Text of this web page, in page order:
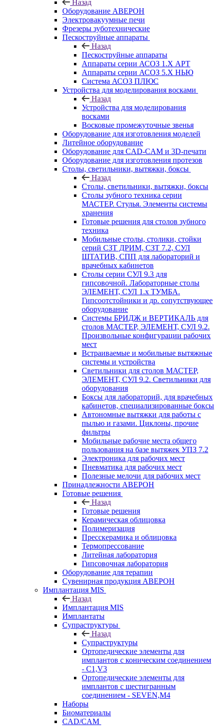
Назад
Оборудование АВЕРОН
Электровакуумные печи
Фрезеры зуботехнические
Пескоструйные аппараты
Назад
Пескоструйные аппараты
Аппараты серии АСОЗ 1.Х АРТ
Аппараты серии АСОЗ 5.Х НЬЮ
Система АСОЗ ПЛЮС
Устройства для моделирования восками
Назад
Устройства для моделирования
восками
Восковые промежуточные звенья
Оборудование для изготовления моделей
Литейное оборудование
Оборудование для CAD-CAM и 3D-печати
Оборудование для изготовления протезов
Cтолы, светильники, вытяжки, боксы
Назад
Cтолы, светильники, вытяжки, боксы
Столы зубного техника серии
МАСТЕР. Стулья. Элементы системы
хранения
Готовые решения для столов зубного
техника
Мобильные столы, столики, стойки
серий СЗТ ДРИМ, СЗТ 7.2, СУЛ
ШТАТИВ, СПП для лабораторий и
врачебных кабинетов
Столы серии СУЛ 9.3 для
гипсовочной. Лабораторные столы
ЭЛЕМЕНТ, СУЛ 1.х ТУМБА.
Гипсоотстойники и др. сопутствующее
оборудование
Системы БРИДЖ и ВЕРТИКАЛЬ для
столов МАСТЕР, ЭЛЕМЕНТ, СУЛ 9.2.
Произвольные конфигурации рабочих
мест
Встраиваемые и мобильные вытяжные
системы и устройства
Светильники для столов МАСТЕР,
ЭЛЕМЕНТ, СУЛ 9.2. Светильники для
оборудования
Боксы для лабораторий, для врачебных
кабинетов, специализированные боксы
Автономные вытяжки для работы с
пылью и газами. Циклоны, прочие
фильтры
Мобильные рабочие места общего
пользования на базе вытяжек УПЗ 7.2
Электроника для рабочих мест
Пневматика для рабочих мест
Полезные мелочи для рабочих мест
Принадлежности АВЕРОН
Готовые решения
Назад
Готовые решения
Керамическая облицовка
Полимеризация
Пресскерамика и облицовка
Термопрессование
Литейная лаборатория
Гипсовочная лаборатория
Оборудование для терапии
Сувенирная продукция АВЕРОН
Имплантация MIS
Назад
Имплантация MIS
Имплантаты
Супраструктуры
Назад
Супраструктуры
Ортопедические элементы для
имплантов с коническим соединением
- C1,V3
Ортопедические элементы для
имплантов с шестигранным
соединением - SEVEN,M4
Наборы
Биоматериалы
CAD/CAM